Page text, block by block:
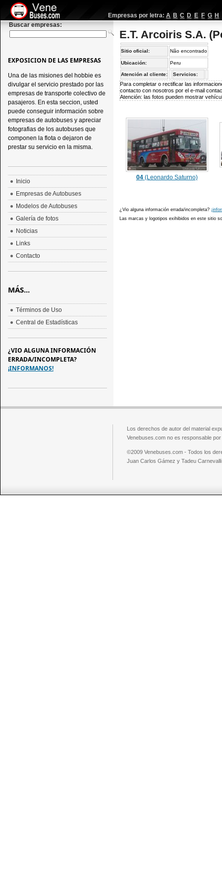
Empresas por letra: A B C D E F G H
Buscar empresas:
E.T. Arcoiris S.A.
Sitio oficial: Não encontrado
Ubicación: Peru
Atención al cliente: Servicios:
Para completar o rectificar las
contacto con nosotros por el e-mail
Atención: las fotos pueden mostrar
04(Leonardo Saturno)
¿Vio alguna información errada/incompleta?
Las marcas y logotipos exihibidos en este sitio
EXPOSICION DE LAS EMPRESAS
Una de las misiones del hobbie es
divulgar el servicio prestado por las
empresas de transporte colectivo de
pasajeros. En esta seccion, usted
puede conseguir información sobre
empresas de autobuses y apreciar
fotografias de los autobuses que
componen la flota o dejaron de
prestar su servicio en la misma.
Inicio
Empresas de Autobuses
Modelos de Autobuses
Galería de fotos
Noticias
Links
Contacto
MÁS...
Términos de Uso
Central de Estadísticas
¿VIO ALGUNA INFORMACIÓN
ERRADA/INCOMPLETA?
¡INFORMANOS!
Los derechos de autor del material
Venebuses.com no es responsable
©2009 Venebuses.com - Todos los
Juan Carlos Gámez y Tadeu Carnevalli